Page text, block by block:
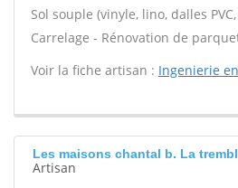
Sol souple (vinyle, lino, dalles
Carrelage - Rénovation de
Voir la fiche artisan : Ingenierie
Les maisons chantal b. La
Artisan